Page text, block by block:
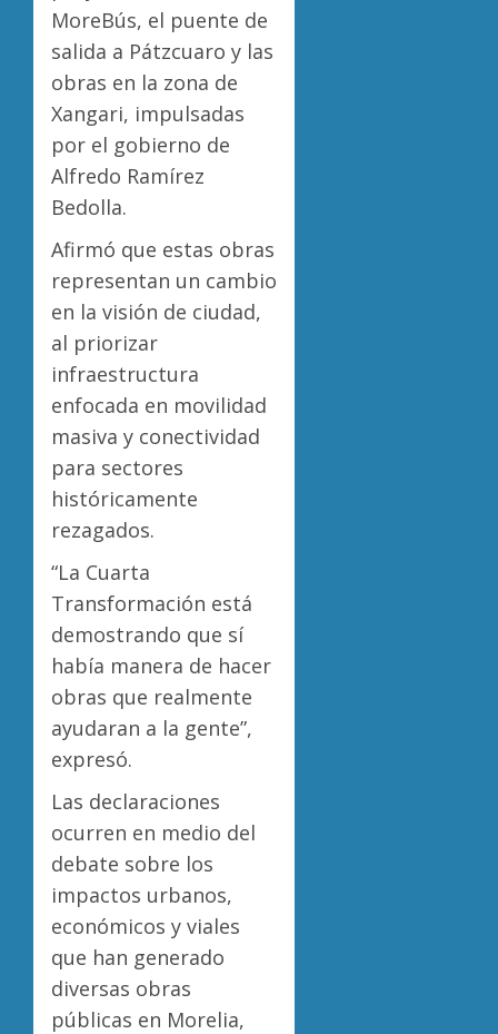
MoreBús, el puente de
salida a Pátzcuaro y las
obras en la zona de
Xangari, impulsadas
por el gobierno de
Alfredo Ramírez
Bedolla.
Afirmó que estas obras
representan un cambio
en la visión de ciudad,
al priorizar
infraestructura
enfocada en movilidad
masiva y conectividad
para sectores
históricamente
rezagados.
“La Cuarta
Transformación está
demostrando que sí
había manera de hacer
obras que realmente
ayudaran a la gente”,
expresó.
Las declaraciones
ocurren en medio del
debate sobre los
impactos urbanos,
económicos y viales
que han generado
diversas obras
públicas en Morelia,